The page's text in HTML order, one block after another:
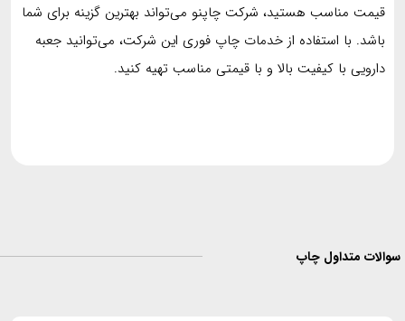
قیمت مناسب هستید، شرکت چاپنو می‌تواند بهترین گزینه برای شما
باشد. با استفاده از خدمات چاپ فوری این شرکت، می‌توانید جعبه
دارویی با کیفیت بالا و با قیمتی مناسب تهیه کنید.
متداول چاپ